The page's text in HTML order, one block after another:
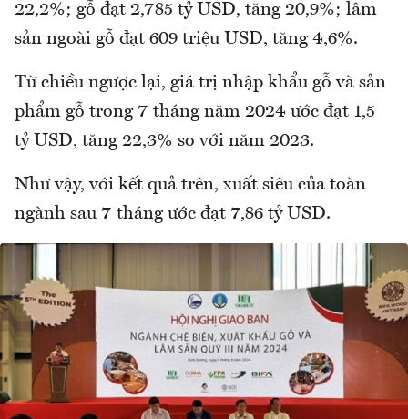
22,2%; gỗ đạt 2,785 tỷ USD, tăng 20,9%; lâm
sản ngoài gỗ đạt 609 triệu USD, tăng 4,6%.
Từ chiều ngược lại, giá trị nhập khẩu gỗ và sản
phẩm gỗ trong 7 tháng năm 2024 ước đạt 1,5
tỷ USD, tăng 22,3% so với năm 2023.
Như vậy, với kết quả trên, xuất siêu của toàn
ngành sau 7 tháng ước đạt 7,86 tỷ USD.